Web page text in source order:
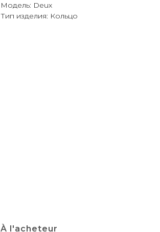
Модель: Deux
Тип изделия: Кольцо
À l'acheteur